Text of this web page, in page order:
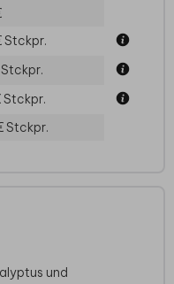
Stckpr.
Stckpr.
Stckpr.
Stckpr.
und